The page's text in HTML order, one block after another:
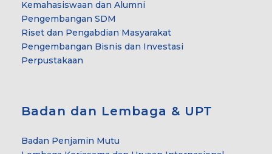
Kemahasiswaan dan Alumni
Pengembangan SDM
Riset dan Pengabdian Masyarakat
Pengembangan Bisnis dan Investasi
Perpustakaan
Badan dan Lembaga & UPT
Badan Penjamin Mutu